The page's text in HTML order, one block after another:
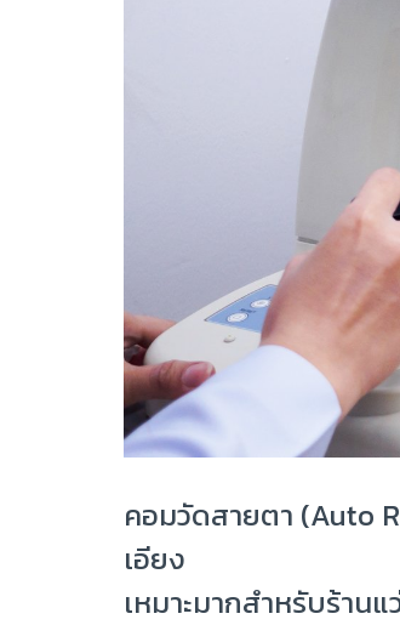
คอมวัดสายตา (Auto
เอียง
เหมาะมากสำหรับร้าน